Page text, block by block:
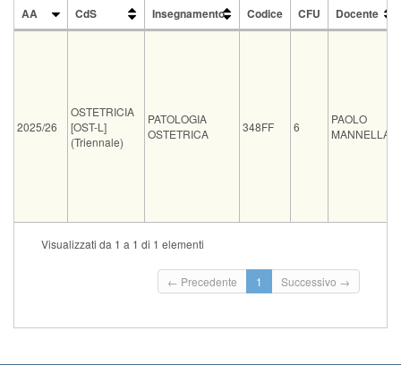
AA CdS Insegnamento Codice CFU
Docente
2025/26
OSTETRICIA
[OST-L]
(Triennale)
PATOLOGIA
OSTETRICA
348FF 6
PAOLO
MANNELLA
Tipo Data e ora Sede
Termine iscrizioni:
0
Inizio iscrizioni: 09-
Visualizzati da 1 a 1 di 1 elementi
← Precedente 1 Successivo →